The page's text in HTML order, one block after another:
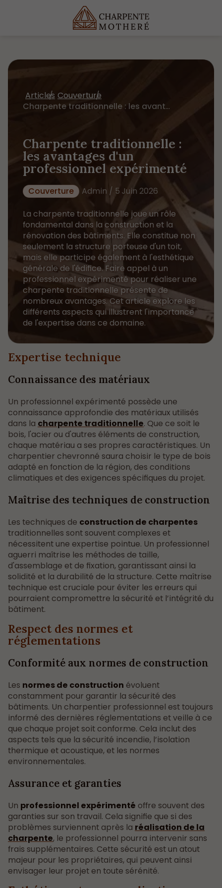
Articles Couverture
Charpente traditionnelle : les avantages d'un professionnel expérimenté
Charpente traditionnelle :
les avantages d'un
professionnel expérimenté
Couverture
Admin / 5 Juin 2026
La charpente traditionnelle joue un rôle
fondamental dans la construction et la
rénovation des bâtiments. Elle constitue non
seulement la structure porteuse d'un toit,
mais elle participe également à l'esthétique
générale de l'édifice. Faire appel à un
professionnel expérimenté pour réaliser une
charpente traditionnelle présente de
nombreux avantages. Cet article explore les
différents aspects qui illustrent l'importance
de l'expertise dans ce domaine.
Expertise technique
Connaissance des matériaux
Un professionnel expérimenté possède une
connaissance approfondie des matériaux utilisés
dans la charpente traditionnelle. Que ce soit le
bois, l'acier ou d'autres éléments de construction,
chaque matériau a ses propres caractéristiques. Un
charpentier chevronné saura choisir le type de bois
adapté en fonction de la région, des conditions
climatiques et des exigences spécifiques du projet.
Maîtrise des techniques de construction
Les techniques de construction de charpentes
traditionnelles sont souvent complexes et
nécessitent une expertise pointue. Un professionnel
aguerri maîtrise les méthodes de taille,
d'assemblage et de fixation, garantissant ainsi la
solidité et la durabilité de la structure. Cette maîtrise
technique est cruciale pour éviter les erreurs qui
pourraient compromettre la sécurité et l’intégrité du
bâtiment.
Respect des normes et
réglementations
Conformité aux normes de construction
Les normes de construction évoluent
constamment pour garantir la sécurité des
bâtiments. Un charpentier professionnel est toujours
informé des dernières réglementations et veille à ce
que chaque projet soit conforme. Cela inclut des
aspects tels que la sécurité incendie, l’isolation
thermique et acoustique, et les normes
environnementales.
Assurance et garanties
Un professionnel expérimenté offre souvent des
garanties sur son travail. Cela signifie que si des
problèmes surviennent après la réalisation de la
charpente, le professionnel pourra intervenir sans
frais supplémentaires. Cette sécurité est un atout
majeur pour les propriétaires, qui peuvent ainsi
envisager leur projet en toute sérénité.